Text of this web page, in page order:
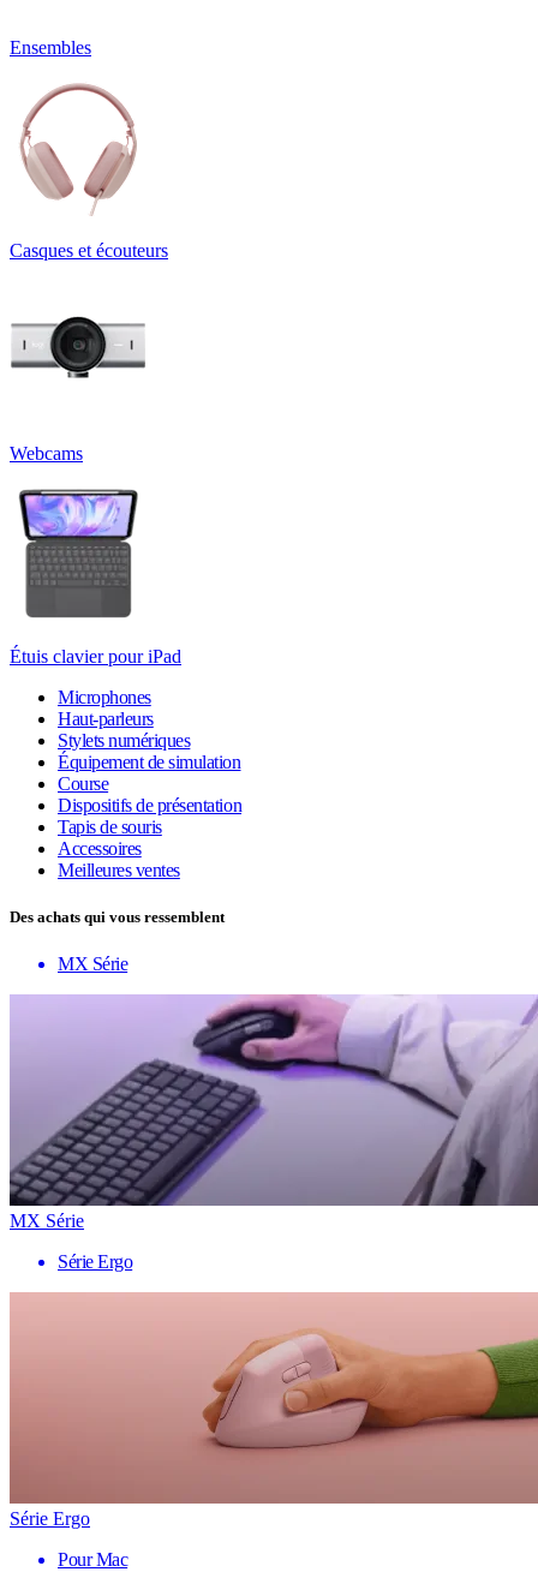
Ensembles
Casques et écouteurs
Webcams
Étuis clavier pour iPad
Microphones
Haut-parleurs
Stylets numériques
Équipement de simulation
Course
Dispositifs de présentation
Tapis de souris
Accessoires
Meilleures ventes
Des achats qui vous ressemblent
MX Série
MX Série
Série Ergo
Série Ergo
Pour Mac